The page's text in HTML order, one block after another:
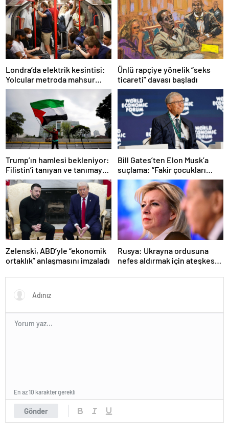
Londra’da elektrik kesintisi:
Yolcular metroda mahsur
kaldı
Ünlü rapçiye yönelik “seks
ticareti” davası başladı
Trump’ın hamlesi bekleniyor:
Filistin’i tanıyan ve tanımayan
ülkeler hangileri?
Bill Gates’ten Elon Musk’a
suçlama: “Fakir çocukları
öldürdü”
Zelenski, ABD’yle “ekonomik
ortaklık” anlaşmasını imzaladı
Rusya: Ukrayna ordusuna
nefes aldırmak için ateşkes
Gönder
En az 10 karakter gerekli